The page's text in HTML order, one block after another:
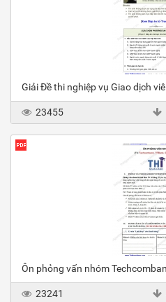
Giải Đề thi nghiệp vụ Giao dịch
23455
Ôn phỏng vấn nhóm
23241